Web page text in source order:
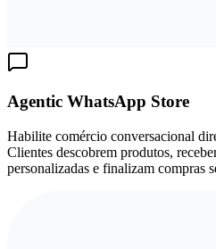
Agentic WhatsApp Store
Habilite comércio conversacional
Clientes descobrem produtos,
personalizadas e finalizam compras